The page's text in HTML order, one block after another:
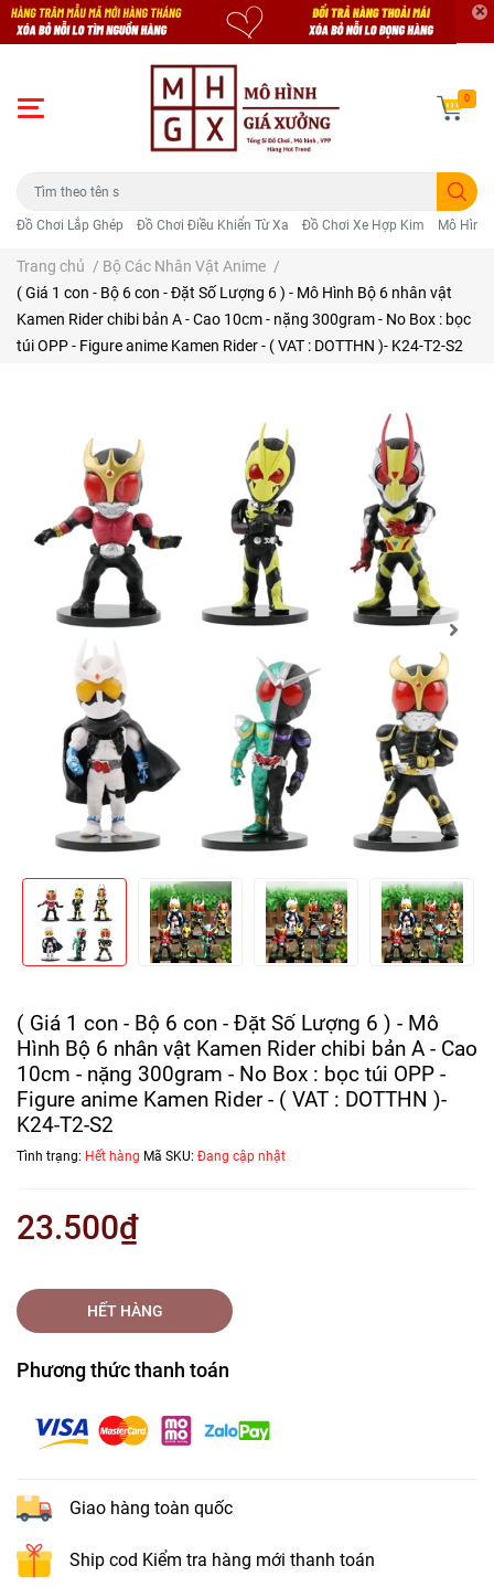
Đồ Chơi Lắp Ghép Đồ Chơi Điều Khiển Từ Xa Đồ Chơi Xe Hợp Kim Mô Hình
0
Trang chủ / Bộ Các Nhân Vật Anime /
( Giá 1 con - Bộ 6 con - Đặt Số Lượng 6 ) - Mô Hình Bộ 6 nhân vật
Kamen Rider chibi bản A - Cao 10cm - nặng 300gram - No Box : bọc
túi OPP - Figure anime Kamen Rider - ( VAT : DOTTHN )- K24-T2-S2
( Giá 1 con - Bộ 6 con - Đặt Số Lượng 6 ) - Mô
Hình Bộ 6 nhân vật Kamen Rider chibi bản A - Cao
10cm - nặng 300gram - No Box : bọc túi OPP -
Figure anime Kamen Rider - ( VAT : DOTTHN )-
K24-T2-S2
Tình trạng: Hết hàng Mã SKU: Đang cập nhật
23.500₫
HẾT HÀNG
Phương thức thanh toán
Giao hàng toàn quốc
Ship cod Kiểm tra hàng mới thanh toán